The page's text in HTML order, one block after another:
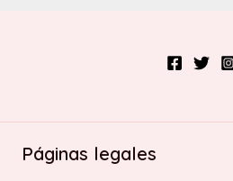
Páginas legales